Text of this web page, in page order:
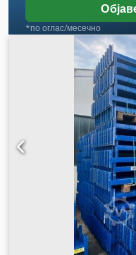
*по оглас/месечно